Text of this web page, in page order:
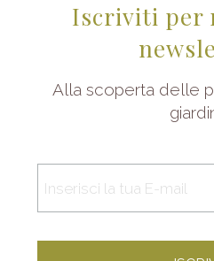
Iscriviti per
Alla scoperta delle